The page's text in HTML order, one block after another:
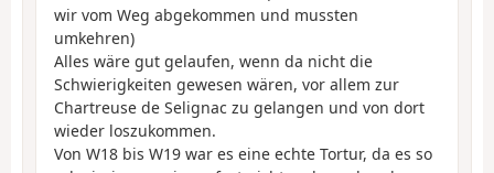
wir vom Weg abgekommen und mussten
umkehren)
Alles wäre gut gelaufen, wenn da nicht die
Schwierigkeiten gewesen wären, vor allem zur
Chartreuse de Selignac zu gelangen und von dort
wieder loszukommen.
Von W18 bis W19 war es eine echte Tortur, da es so